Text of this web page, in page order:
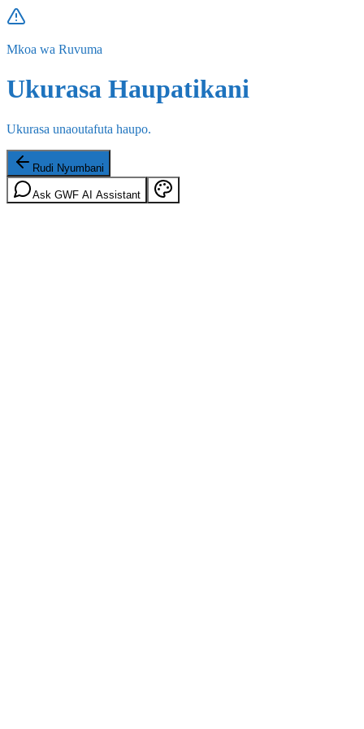
Mkoa wa Ruvuma
Ukurasa Haupatikani
Ukurasa unaoutafuta haupo.
Rudi Nyumbani
Ask GWF AI Assistant